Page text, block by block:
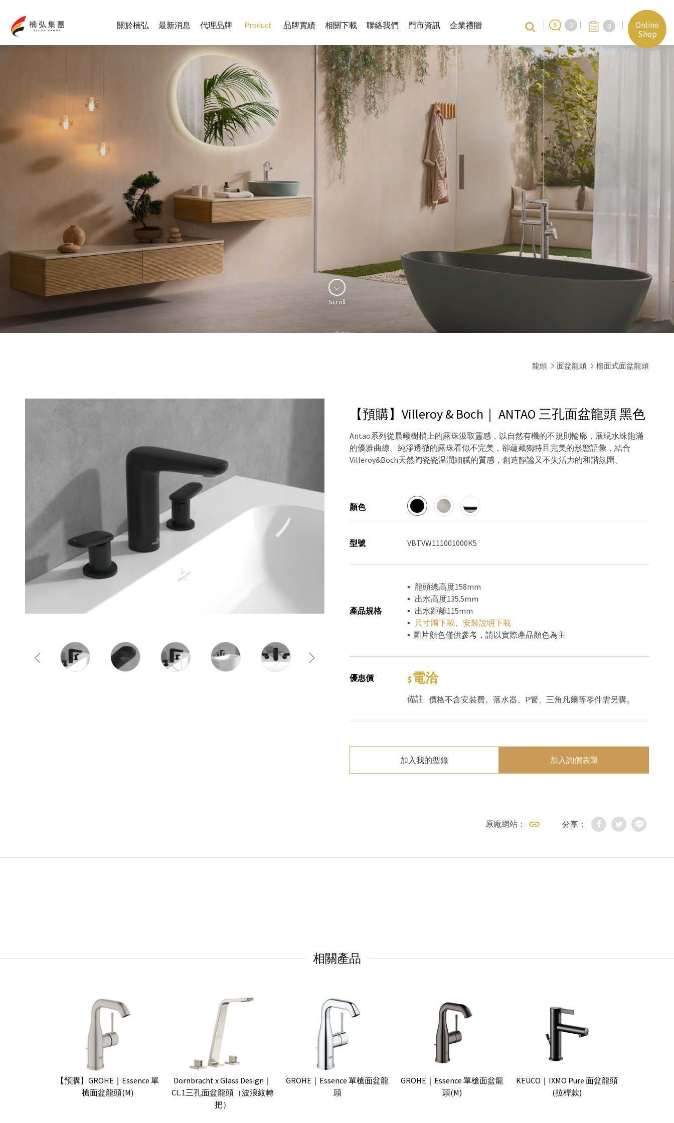
關於楠弘 最新消息 代理品牌 Product 品牌實績 相關下載 聯絡我們 門市資訊 企業禮贈 0 0
Online
Shop
Scroll
龍頭 面盆龍頭 檯面式面盆龍頭
【預購】Villeroy & Boch｜ ANTAO 三孔面盆龍頭黑色
Antao系列從晨曦樹梢上的露珠汲取靈感，以自然有機的不規則輪廓，展現水珠飽滿
的優雅曲線。純淨透徹的露珠看似不完美，卻蘊藏獨特且完美的形態語彙，結合
Villeroy&Boch天然陶瓷瓷温潤細膩的質感，創造靜謐又不失活力的和諧氛圍。
顏色
型號 VBTVW111001000K5
產品規格
▪ 龍頭總高度158mm
▪ 出水高度135.5mm
▪ 出水距離115mm
▪ 尺寸圖下載
安裝說明下載
▪ 圖片顏色僅供參考，請以實際產品顏色為主
優惠價 電洽
備註 價格不含安裝費。落水器、P管、三角凡爾等零件需另購。
加入我的型錄 加入詢價表單
原廠網站： 分享：
相關產品
【預購】GROHE｜Essence 單
槍面盆龍頭(M)
Dornbracht x Glass Design｜
CL.1三孔面盆龍頭（波浪紋轉
把）
GROHE｜Essence 單槍面盆龍
頭
GROHE｜Essence 單槍面盆龍
頭(M)
KEUCO｜IXMO Pure 面盆龍頭
(拉桿款)